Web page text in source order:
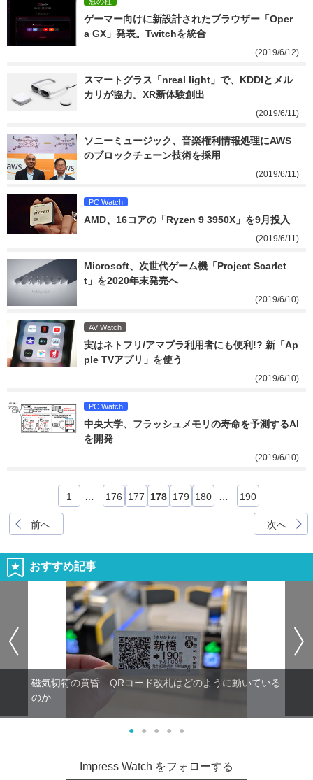
ゲーマー向けに新設計されたブラウザー「Oper
a GX」発表。Twitchを統合
(2019/6/12)
スマートグラス「nreal light」で、KDDIとメル
カリが協力。XR新体験創出
(2019/6/11)
ソニーミュージック、音楽権利情報処理にAWS
のブロックチェーン技術を採用
(2019/6/11)
PC Watch
AMD、16コアの「Ryzen 9 3950X」を9月投入
(2019/6/11)
Microsoft、次世代ゲーム機「Project Scarlet
t」を2020年末発売へ
(2019/6/10)
AV Watch
実はネトフリ/アマプラ利用者にも便利!? 新「Ap
ple TVアプリ」を使う
(2019/6/10)
PC Watch
中央大学、フラッシュメモリの寿命を予測するAI
を開発
(2019/6/10)
前へ
1 176 177 178 179 180 190
次へ
おすすめ記事
磁気切符の黄昏 QRコード改札はどのように動いている
のか
● ● ● ● ●
Impress Watch をフォローする